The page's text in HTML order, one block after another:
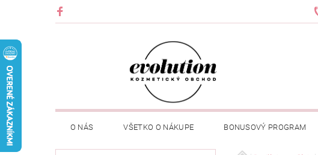
O NÁS VŠETKO O NÁKUPE BONUSOVÝ PROGRAM